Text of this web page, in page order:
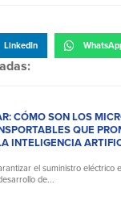
LinkedIn
CÓMO SON LOS
QUE
INTELIGENCIA
el suministro eléctrico
de...